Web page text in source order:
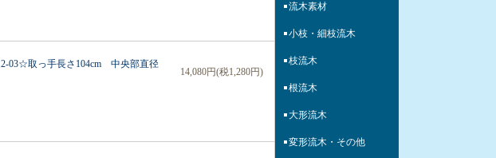
03☆取っ手長さ104cm 中央部直径
14,080円(税1,280円)
流木素材
小枝・細枝流木
枝流木
根流木
大形流木
変形流木・その他